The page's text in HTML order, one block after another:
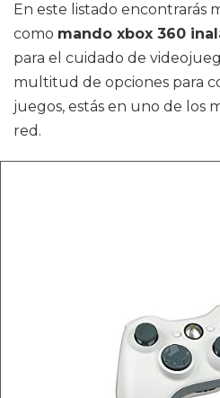
En este listado
como mando xbox 360
para el cuidado de
multitud de opciones para
juegos, estás en uno de los
red.